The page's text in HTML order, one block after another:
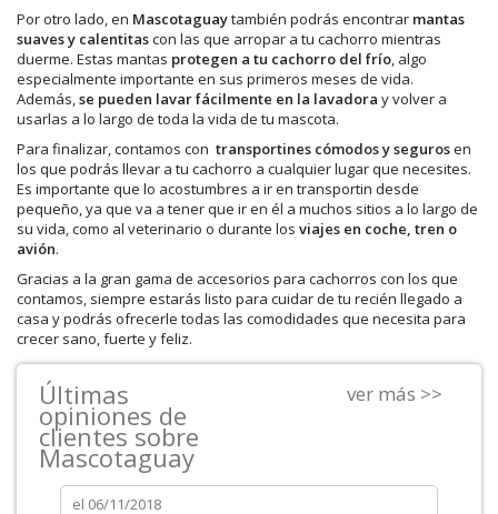
Por otro lado, en Mascotaguaytambién podrás encontrar mantas
suaves y calentitascon las que arropar a tu cachorro mientras
duerme. Estas mantas protegen a tu cachorro del frío, algo
especialmente importante en sus primeros meses de vida.
Además,se pueden lavar fácilmente en la lavadora y volver a
usarlas a lo largo de toda la vida de tu mascota.
Para finalizar, contamos con transportines cómodos y segurosen
los que podrás llevar a tu cachorro a cualquier lugar que necesites.
Es importante que lo acostumbres a ir en transportin desde
pequeño, ya que va a tener que ir en él a muchos sitios a lo largo de
su vida, como al veterinario o durante los viajes en coche, tren o
avión.
Gracias a la gran gama de accesorios para cachorros con los que
contamos, siempre estarás listo para cuidar de tu recién llegado a
casa y podrás ofrecerle todas las comodidades que necesita para
crecer sano, fuerte y feliz.
Últimas
opiniones de
clientes sobre
Mascotaguay
ver más >>
el 06/11/2018